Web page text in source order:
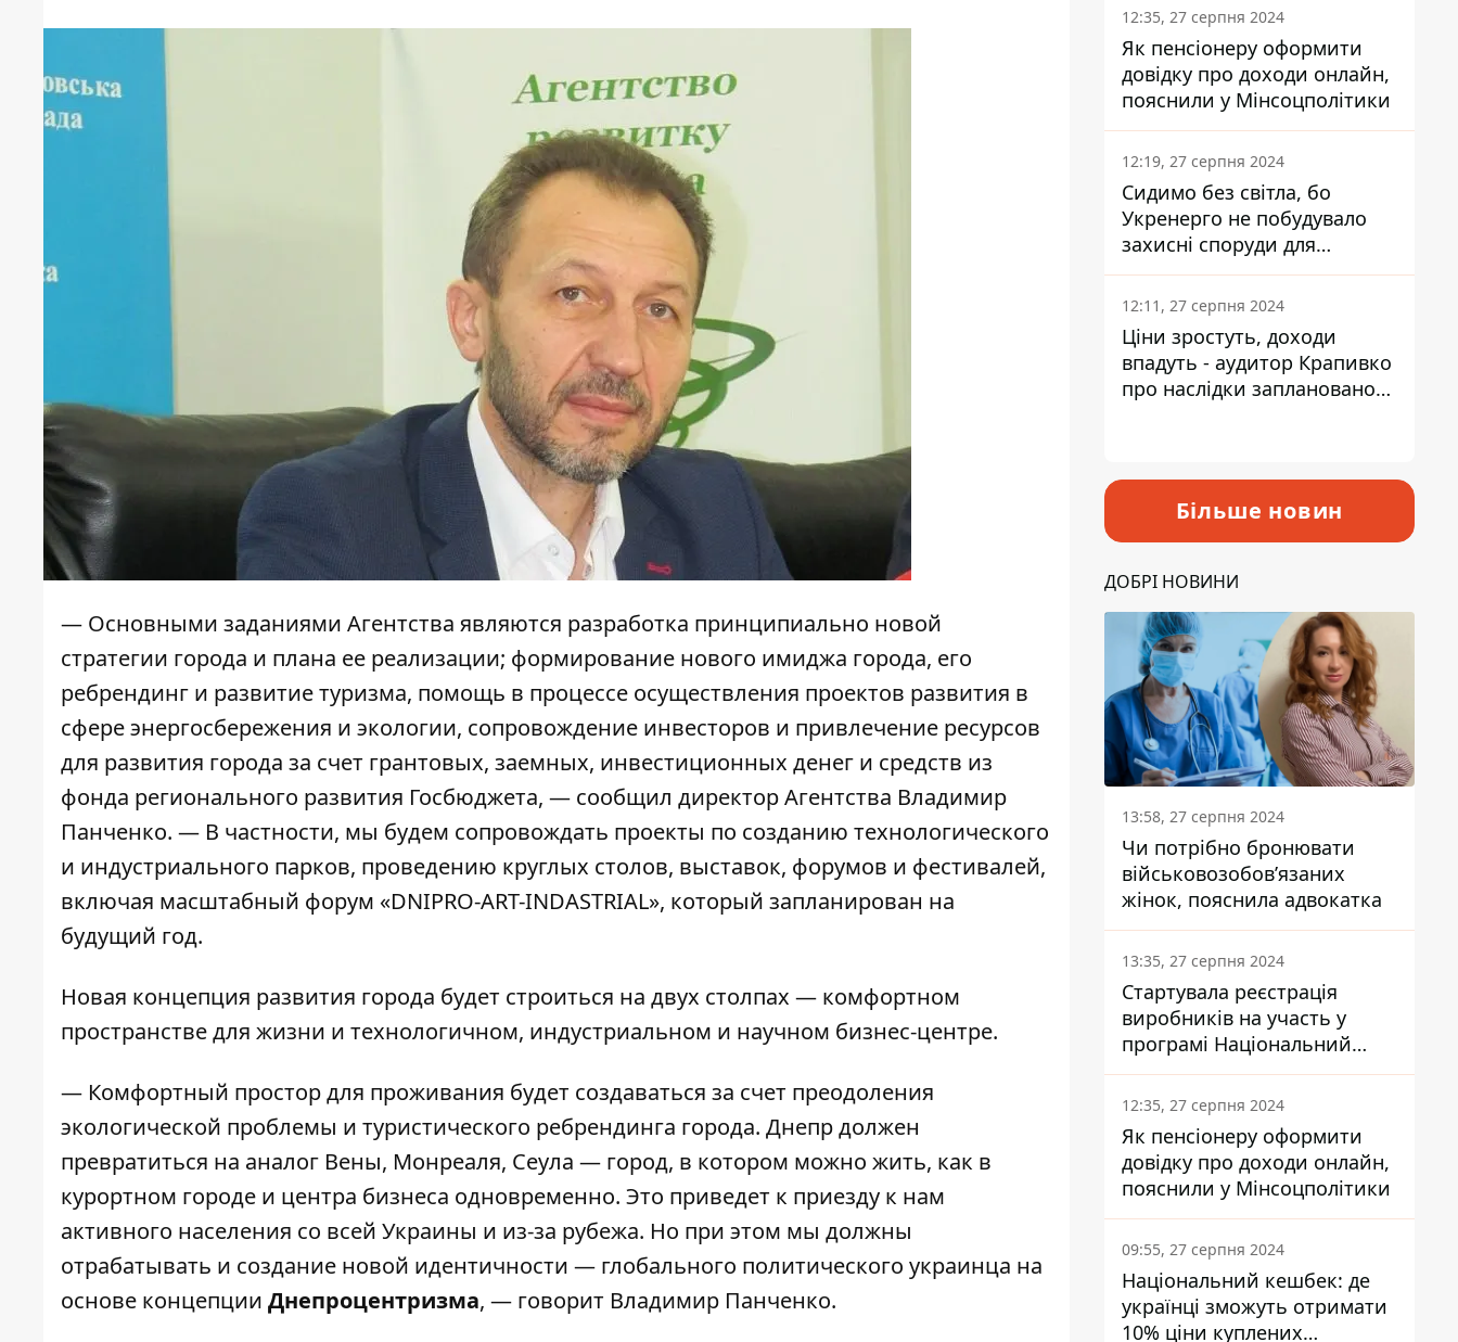
— Основными заданиями Агентства являются разработка принципиально новой
стратегии города и плана ее реализации; формирование нового имиджа города, его
ребрендинг и развитие туризма, помощь в процессе осуществления проектов развития в
сфере энергосбережения и экологии, сопровождение инвесторов и привлечение ресурсов
для развития города за счет грантовых, заемных, инвестиционных денег и средств из
фонда регионального развития Госбюджета, — сообщил директор Агентства Владимир
Панченко. — В частности, мы будем сопровождать проекты по созданию технологического
и индустриального парков, проведению круглых столов, выставок, форумов и фестивалей,
включая масштабный форум «DNIPRO-ART-INDASTRIAL», который запланирован на
будущий год.
Новая концепция развития города будет строиться на двух столпах — комфортном
пространстве для жизни и технологичном, индустриальном и научном бизнес-центре.
— Комфортный простор для проживания будет создаваться за счет преодоления
экологической проблемы и туристического ребрендинга города. Днепр должен
превратиться на аналог Вены, Монреаля, Сеула — город, в котором можно жить, как в
курортном городе и центра бизнеса одновременно. Это приведет к приезду к нам
активного населения со всей Украины и из-за рубежа. Но при этом мы должны
отрабатывать и создание новой идентичности — глобального политического украинца на
основе концепции Днепроцентризма, — говорит Владимир Панченко.
12:35, 27 серпня 2024
Як пенсіонеру оформити
довідку про доходи онлайн,
пояснили у Мінсоцполітики
12:19, 27 серпня 2024
Сидимо без світла, бо
Укренерго не побудувало
захисні споруди для
енергетики - нардеп
Кучеренко
12:11, 27 серпня 2024
Ціни зростуть, доходи
впадуть - аудитор Крапивко
про наслідки запланованого
Більше новин
ДОБРІ НОВИНИ
13:58, 27 серпня 2024
Чи потрібно бронювати
військовозобов’язаних
жінок, пояснила адвокатка
13:35, 27 серпня 2024
Стартувала реєстрація
виробників на участь у
програмі Національний
кешбек: як це зробити
через портал Дія
12:35, 27 серпня 2024
Як пенсіонеру оформити
довідку про доходи онлайн,
пояснили у Мінсоцполітики
09:55, 27 серпня 2024
Національний кешбек: де
українці зможуть отримати
10% ціни куплених